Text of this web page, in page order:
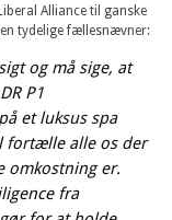
Alliance til ganske
tydelige fællesnævner:
og må sige, at
P1
et luksus spa
fortælle alle os der
omkostning er.
fra